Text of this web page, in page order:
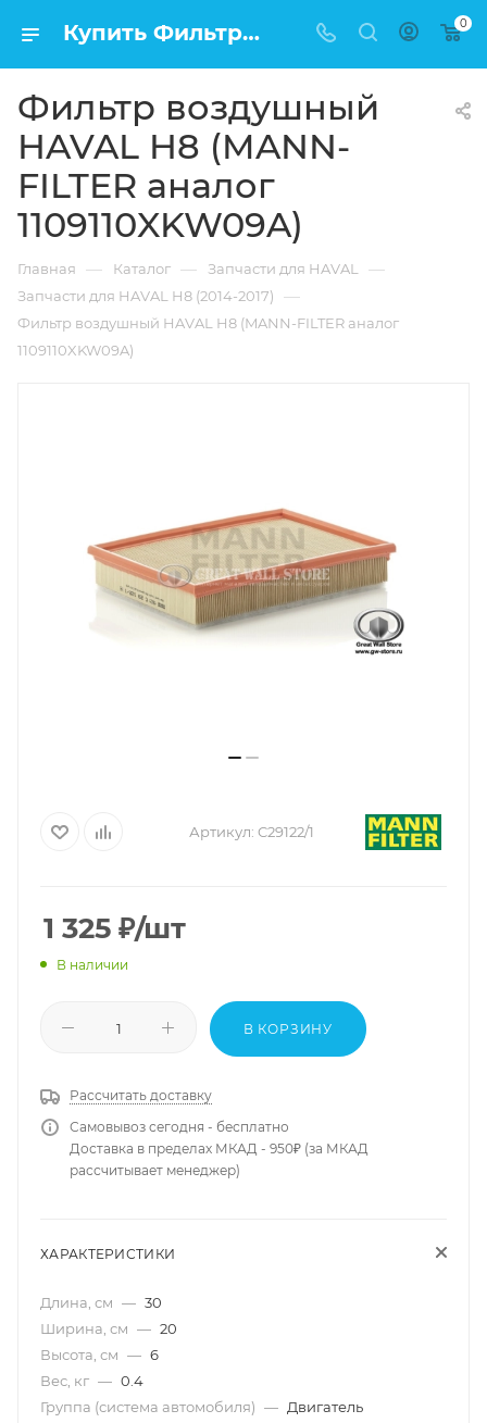
Купить Фильтр воздушный HAVAL H8 (MANN-FILTER аналог 1109110XKW09A) в Москве по низкой цене 0
Фильтр воздушный
HAVAL H8 (MANN-
FILTER аналог
1109110XKW09A)
Главная — Каталог — Запчасти для HAVAL —
Запчасти для HAVAL H8 (2014-2017) —
Фильтр воздушный HAVAL H8 (MANN-FILTER аналог
1109110XKW09A)
Артикул: C29122/1
1 325 ₽/шт
В наличии
В КОРЗИНУ
Рассчитать доставку
Самовывоз сегодня - бесплатно
Доставка в пределах МКАД - 950₽ (за МКАД
рассчитывает менеджер)
ХАРАКТЕРИСТИКИ
Длина, см — 30
Ширина, см — 20
Высота, см — 6
Вес, кг — 0.4
Группа (система автомобиля) — Двигатель